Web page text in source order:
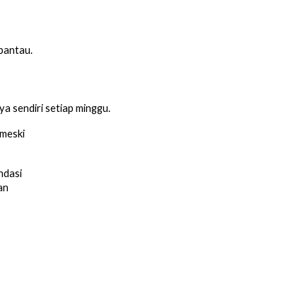
sendiri setiap minggu.